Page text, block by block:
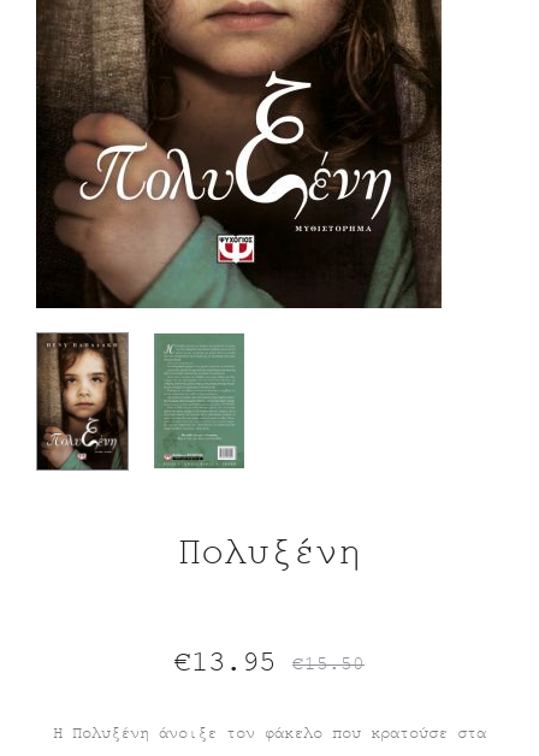
Πολυξένη
Η Πολυξένη άνοιξε τον φάκελο που κρατούσε στα
€15.50
Original
price
€13.95
Η
τρέχουσα